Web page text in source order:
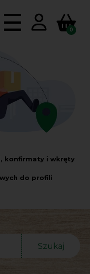
0
konfirmaty i wkręty
do profili
Szukaj